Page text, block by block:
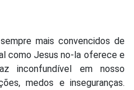
mais convencidos de
como Jesus no-la oferece e
inconfundível em nosso
medos e inseguranças.